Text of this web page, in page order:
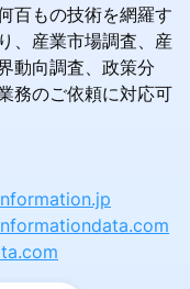
百もの技術を網羅す
、産業市場調査、産
動向調査、政策分
務のご依頼に対応可